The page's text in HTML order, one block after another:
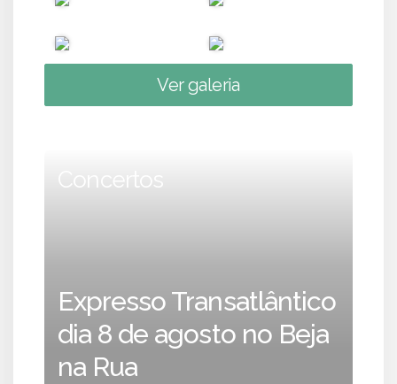
Ver galeria
Concertos
Expresso Transatlântico
dia 8 de agosto no Beja
na Rua